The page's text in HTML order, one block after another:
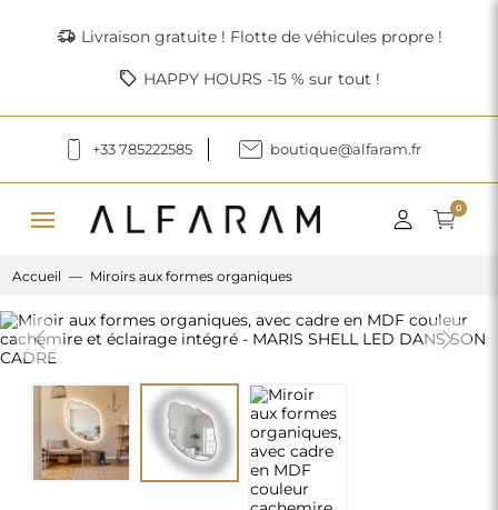
delivery_truck_speed Livraison gratuite ! Flotte de véhicules propre !
sell HAPPY HOURS -15 % sur tout !
+33 785222585 boutique@alfaram.fr
menu 0
Accueil Miroirs aux formes organiques
Previous Next